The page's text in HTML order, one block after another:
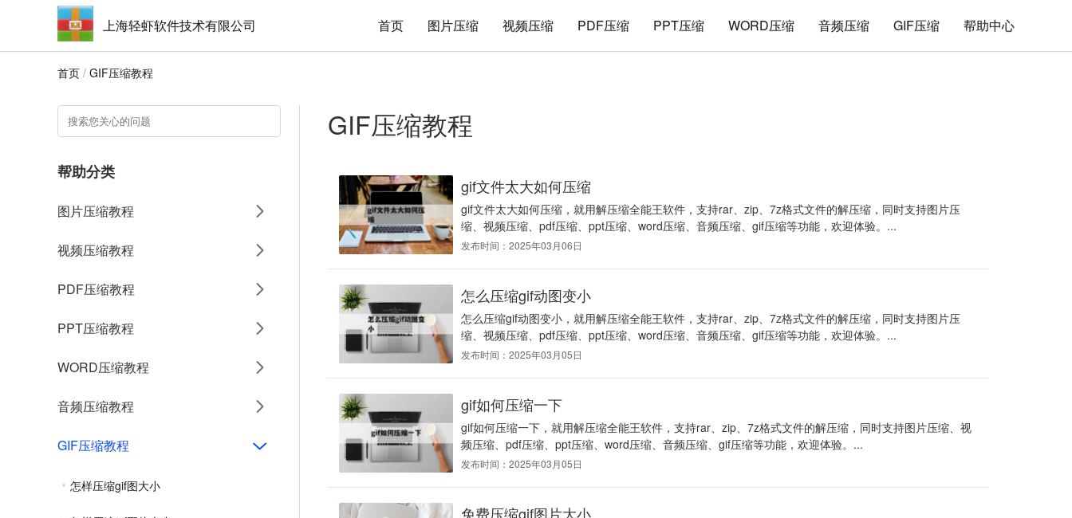
上海轻虾软件技术有限公司 首页 图片压缩 视频压缩 PDF压缩 PPT压缩 WORD压缩 音频压缩 GIF压缩 帮助中心
首页 / GIF压缩教程
帮助分类
图片压缩教程
视频压缩教程
PDF压缩教程
PPT压缩教程
WORD压缩教程
音频压缩教程
GIF压缩教程
怎样压缩gif图大小
GIF压缩教程
gif文件太大如何压缩
gif文件太大如何压缩，就用解压缩全能王软件，支持rar、zip、7z格式文件的解压缩，同时支持图片压
缩、视频压缩、pdf压缩、ppt压缩、word压缩、音频压缩、gif压缩等功能，欢迎体验。...
发布时间：2025年03月06日
怎么压缩gif动图变小
怎么压缩gif动图变小，就用解压缩全能王软件，支持rar、zip、7z格式文件的解压缩，同时支持图片压
缩、视频压缩、pdf压缩、ppt压缩、word压缩、音频压缩、gif压缩等功能，欢迎体验。...
发布时间：2025年03月05日
gif如何压缩一下
gif如何压缩一下，就用解压缩全能王软件，支持rar、zip、7z格式文件的解压缩，同时支持图片压缩、视
频压缩、pdf压缩、ppt压缩、word压缩、音频压缩、gif压缩等功能，欢迎体验。...
发布时间：2025年03月05日
免费压缩gif图片大小